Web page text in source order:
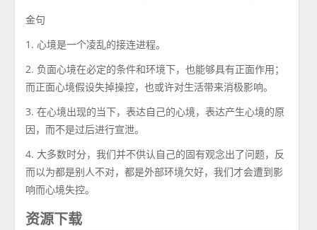
金句
1. 心境是一个凌乱的接连进程。
2. 负面心境在必定的条件和环境下，也能够具有正面作用；
而正面心境假设失掉操控，也或许对生活带来消极影响。
3. 在心境出现的当下，表达自己的心境，表达产生心境的原
因，而不是过后进行宣泄。
4. 大多数时分，我们并不供认自己的固有观念出了问题，反
而以为都是别人不对，都是外部环境欠好，我们才会遭到影
响而心境失控。
资源下载